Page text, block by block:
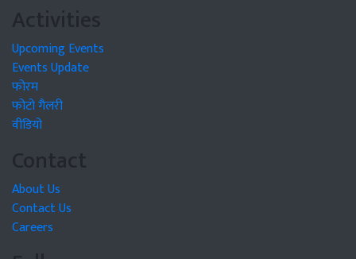
Activities
Upcoming Events
Events Update
फोरम
फोटो गैलरी
वीडियो
Contact
About Us
Contact Us
Careers